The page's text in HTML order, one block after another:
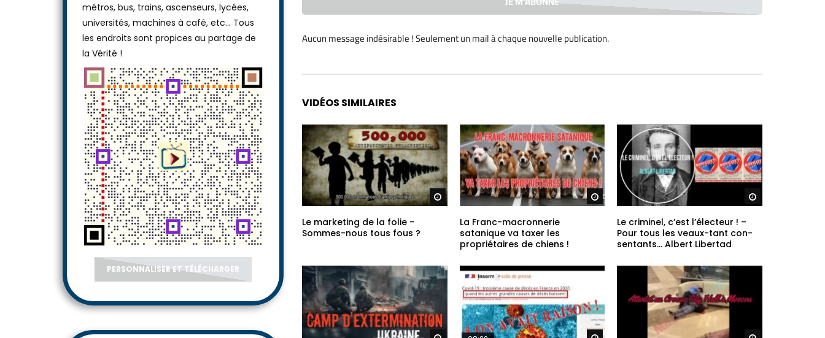
VIDÉOS SIMILAIRES
Regarder plus tard Regarder plus tard
La Franc-macronnerie
propriétaires de chiens !
Le criminel, c’est l’électeur ! –
sentants… Albert Libertad
par mail, ou l'imprimer et l'afficher où bon
vous semble… Salles d'attentes, vestiaires,
métros, bus, trains, ascenseurs, lycées,
universités, machines à café, etc... Tous
les endroits sont propices au partage de
la Vérité !